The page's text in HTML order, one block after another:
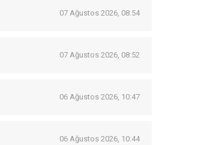
07 Ağustos 2026, 08:54
07 Ağustos 2026, 08:52
06 Ağustos 2026, 10:47
06 Ağustos 2026, 10:44